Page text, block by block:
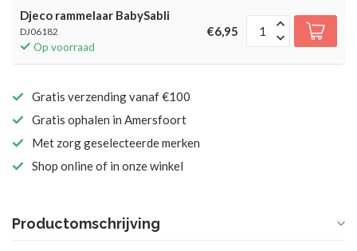
Djeco rammelaar BabySabli
DJ06182
Op voorraad
€6,95
Gratis verzending vanaf €100
Gratis ophalen in Amersfoort
Met zorg geselecteerde merken
Shop online of in onze winkel
Productomschrijving